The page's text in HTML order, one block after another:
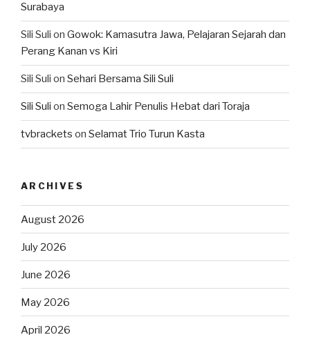
Surabaya
Sili Suli on Gowok: Kamasutra Jawa, Pelajaran Sejarah dan
Perang Kanan vs Kiri
Sili Suli on Sehari Bersama Sili Suli
Sili Suli on Semoga Lahir Penulis Hebat dari Toraja
tvbrackets on Selamat Trio Turun Kasta
ARCHIVES
August 2026
July 2026
June 2026
May 2026
April 2026